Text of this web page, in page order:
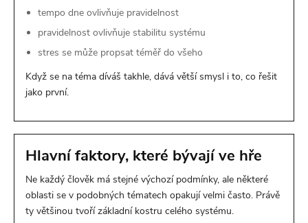
tempo dne ovlivňuje pravidelnost
pravidelnost ovlivňuje stabilitu systému
stres se může propsat téměř do všeho
Když se na téma díváš takhle, dává větší smysl i to, co řešit
jako první.
Hlavní faktory, které bývají ve hře
Ne každý člověk má stejné výchozí podmínky, ale některé
oblasti se v podobných tématech opakují velmi často. Právě
ty většinou tvoří základní kostru celého systému.